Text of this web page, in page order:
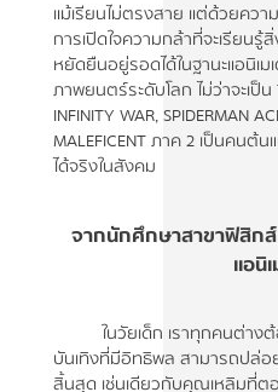
แม้เรียนไม่ตรงสาย แต่ด้วยควา
การเปิดใจความกล้าที่จะเรียนรู้
หยัดยืนอยู่รอดได้ในฐานะแอนิเ
ภาพยนตร์ระดับโลก ไม่ว่าจะเป็น
INFINITY WAR, SPIDERMAN
MALEFICENT ภาค 2 เป็นคนต้
ได้จริงในสังคม
จากนักศึกษาสาขาฟิสิกส์
แอนิ
ในวัยเด็ก เราทุกคนต่าง
บันเทิงที่มีอิทธิพล สามารถปล่อ
สิ้นสุด เช่นเดียวกับคุณเหลิมที่ต